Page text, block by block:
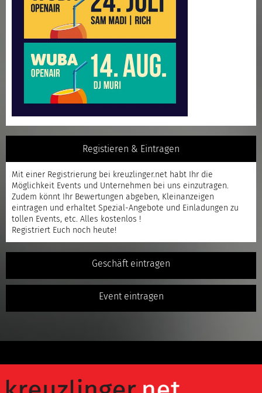
Registieren & Eintragen
Mit einer Registrierung bei kreuzlinger.net habt Ihr die
Möglichkeit Events und Unternehmen bei uns einzutragen.
Zudem könnt Ihr Bewertungen abgeben, Kleinanzeigen
eintragen und erhaltet Spezial-Angebote und Einladungen zu
tollen Events, etc. Alles kostenlos !
Registriert Euch noch heute!
Geschäft eintragen
Event eintragen